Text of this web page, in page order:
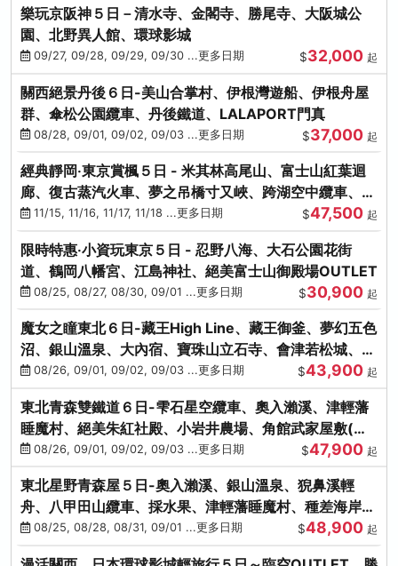
樂玩京阪神５日－清水寺、金閣寺、勝尾寺、大阪城公
園、北野異人館、環球影城
09/27, 09/28, 09/29, 09/30 ...更多日期 $32,000 起
關西絕景丹後６日-美山合掌村、伊根灣遊船、伊根舟屋
群、傘松公園纜車、丹後鐵道、LALAPORT門真
08/28, 09/01, 09/02, 09/03 ...更多日期 $37,000 起
經典靜岡‧東京賞楓５日 - 米其林高尾山、富士山紅葉迴
廊、復古蒸汽火車、夢之吊橋寸又峽、跨湖空中纜車、抹
茶體驗、三溪園
11/15, 11/16, 11/17, 11/18 ...更多日期 $47,500 起
限時特惠‧小資玩東京５日 - 忍野八海、大石公園花街
道、鶴岡八幡宮、江島神社、絕美富士山御殿場OUTLET
08/25, 08/27, 08/30, 09/01 ...更多日期 $30,900 起
魔女之瞳東北６日-藏王High Line、藏王御釜、夢幻五色
沼、銀山溫泉、大內宿、寶珠山立石寺、會津若松城、燒
肉吃到飽
08/26, 09/01, 09/02, 09/03 ...更多日期 $43,900 起
東北青森雙鐵道６日-雫石星空纜車、奧入瀨溪、津輕藩
睡魔村、絕美朱紅社殿、小岩井農場、角館武家屋敷(不
進免稅店)
08/26, 09/01, 09/02, 09/03 ...更多日期 $47,900 起
東北星野青森屋５日-奧入瀨溪、銀山溫泉、猊鼻溪輕
舟、八甲田山纜車、採水果、津輕藩睡魔村、種差海岸、
法式料理(不進免稅店)
08/25, 08/28, 08/31, 09/01 ...更多日期 $48,900 起